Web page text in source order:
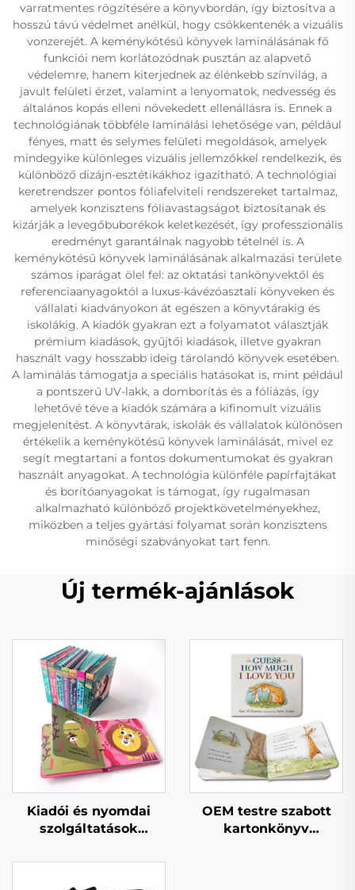
varratmentes rögzítésére a könyvbordán, így biztosítva a
hosszú távú védelmet anélkül, hogy csökkentenék a vizuális
vonzerejét. A keménykötésű könyvek laminálásának fő
funkciói nem korlátozódnak pusztán az alapvető
védelemre, hanem kiterjednek az élénkebb színvilág, a
javult felületi érzet, valamint a lenyomatok, nedvesség és
általános kopás elleni növekedett ellenállásra is. Ennek a
technológiának többféle laminálási lehetősége van, például
fényes, matt és selymes felületi megoldások, amelyek
mindegyike különleges vizuális jellemzőkkel rendelkezik, és
különböző dizájn-esztétikákhoz igazítható. A technológiai
keretrendszer pontos fóliafelviteli rendszereket tartalmaz,
amelyek konzisztens fóliavastagságot biztosítanak és
kizárják a levegőbuborékok keletkezését, így professzionális
eredményt garantálnak nagyobb tételnél is. A
keménykötésű könyvek laminálásának alkalmazási területe
számos iparágat ölel fel: az oktatási tankönyvektől és
referenciaanyagoktól a luxus-kávézóasztali könyveken és
vállalati kiadványokon át egészen a könyvtárakig és
iskolákig. A kiadók gyakran ezt a folyamatot választják
prémium kiadások, gyűjtői kiadások, illetve gyakran
használt vagy hosszabb ideig tárolandó könyvek esetében.
A laminálás támogatja a speciális hatásokat is, mint például
a pontszerű UV-lakk, a domborítás és a fóliázás, így
lehetővé téve a kiadók számára a kifinomult vizuális
megjelenítést. A könyvtárak, iskolák és vállalatok különösen
értékelik a keménykötésű könyvek laminálását, mivel ez
segít megtartani a fontos dokumentumokat és gyakran
használt anyagokat. A technológia különféle papírfajtákat
és borítóanyagokat is támogat, így rugalmasan
alkalmazható különböző projektkövetelményekhez,
miközben a teljes gyártási folyamat során konzisztens
minőségi szabványokat tart fenn.
Új termék-ajánlások
Kiadói és nyomdai
szolgáltatások
mesekönyvek
OEM testre szabott
kartonkönyv